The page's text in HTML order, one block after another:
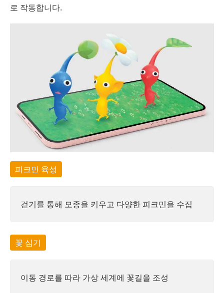
로 작동합니다.
피크민 육성
걷기를 통해 모종을 키우고 다양한 피크민을 수집
꽃 심기
이동 경로를 따라 가상 세계에 꽃길을 조성